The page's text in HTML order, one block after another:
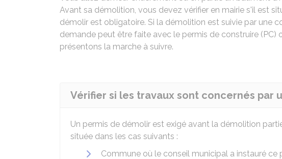
Avant sa démolition, vous devez vérifier en mairie s'il est
démolir est obligatoire. Si la démolition est suivie par une
demande peut être faite avec le permis de construire (PC)
présentons la marche à suivre.
Vérifier si les travaux sont concernés par
Un permis de démolir est exigé avant la démolition
située dans les cas suivants :
Commune où le conseil municipal a instauré ce